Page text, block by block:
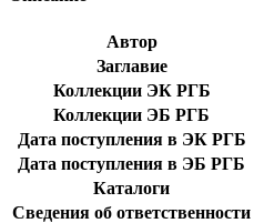
Автор
Заглавие
Коллекции ЭК РГБ
Коллекции ЭБ РГБ
Дата поступления в ЭК РГБ
Дата поступления в ЭБ РГБ
Каталоги
Сведения об ответственности